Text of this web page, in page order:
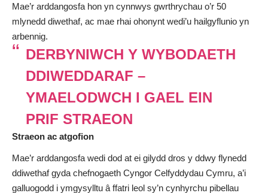
Mae’r arddangosfa hon yn cynnwys gwrthrychau o’r 50
mlynedd diwethaf, ac mae rhai ohonynt wedi’u hailgyflunio yn
arbennig.
DERBYNIWCH Y WYBODAETH
DDIWEDDARAF –
YMAELODWCH I GAEL EIN
PRIF STRAEON
Straeon ac atgofion
Mae’r arddangosfa wedi dod at ei gilydd dros y ddwy flynedd
ddiwethaf gyda chefnogaeth Cyngor Celfyddydau Cymru, a’i
galluogodd i ymgysylltu â ffatri leol sy’n cynhyrchu pibellau